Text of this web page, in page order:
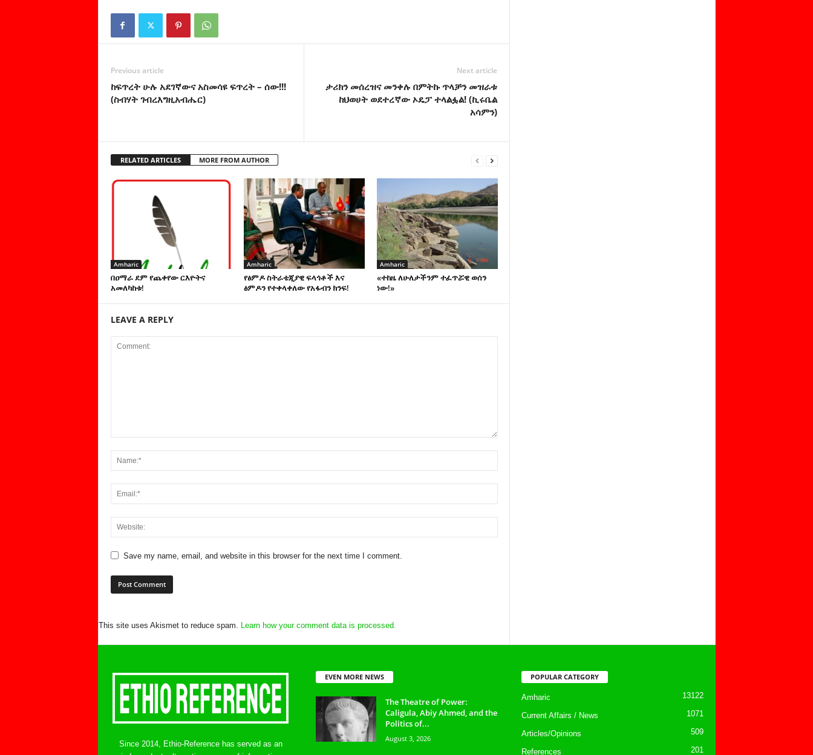
Previous article
ከፍጥረት ሁሉ አደገኛውና አስመሳዩ ፍጥረት – ሰው!!!
(ስብሃት ገብረእግዚአብሔር)
Next article
ታሪክን መሰረዝና መንቀሉ በምትኩ ጥላቻን መዝራቱ
ከህወሀት ወደተረኛው ኦዴፓ ተላልፏል! (ኪሩቤል
አሳምን)
RELATED ARTICLES MORE FROM AUTHOR
Amharic
በዐማራ ደም የጨቀየው ርእዮትና
አመለካከቱ!
Amharic
የፅምዶ ስትራቴጂያዊ ፍላጎቶች እና
ፅምዶን የተቀላቀለው የአፋብን ክንፍ!
Amharic
«ተከዜ ለሁለታችንም ተፈጥሯዊ ወሰን
ነው!»
LEAVE A REPLY
Save my name, email, and website in this browser for the next time I comment.
This site uses Akismet to reduce spam. Learn how your comment data is processed.
Since 2014, Ethio-Reference has served as an
EVEN MORE NEWS
The Theatre of Power:
Caligula, Abiy Ahmed, and the
Politics of...
August 3, 2026
POPULAR CATEGORY
Amharic 13122
Current Affairs / News 1071
Articles/Opinions 509
References 201